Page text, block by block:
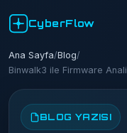
CyberFlow
Ana Sayfa/Blog/
Binwalk3 ile Firmware
BLOG YAZISI